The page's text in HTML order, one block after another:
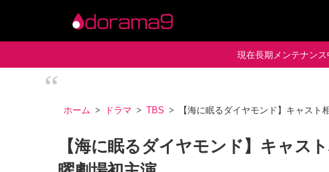
現在長期メンテナン
ホーム ドラマ TBS 【海に眠るダイヤモンド】キャス
【海に眠るダイヤモンド】キャス